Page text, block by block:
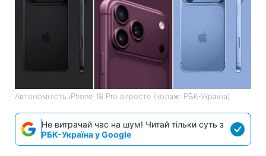
Автономність iPhone 18 Pro виросте (колаж: РБК-Україна)
Не витрачай час на шум! Читай тільки суть з
РБК-Україна у Google